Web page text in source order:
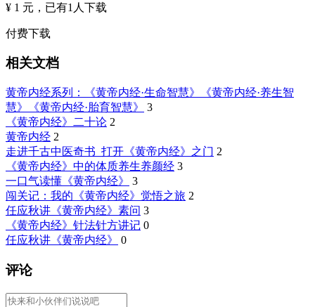
¥ 1 元 ，已有1 人下载
付费下载
相关文档
黄帝内经系列：《黄帝内经·生命智慧》《黄帝内经·养生智
慧》《黄帝内经·胎育智慧》
3
《黄帝内经》二十论 2
黄帝内经 2
走进千古中医奇书_打开《黄帝内经》之门 2
《黄帝内经》中的体质养生养颜经 3
一口气读懂《黄帝内经》
3
闯关记：我的《黄帝内经》觉悟之旅 2
任应秋讲《黄帝内经》素问 3
《黄帝内经》针法针方讲记 0
任应秋讲《黄帝内经》
0
评论